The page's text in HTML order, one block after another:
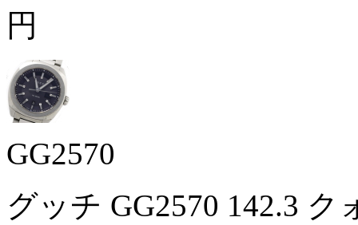
円
GG2570
グッチ GG2570 142.3